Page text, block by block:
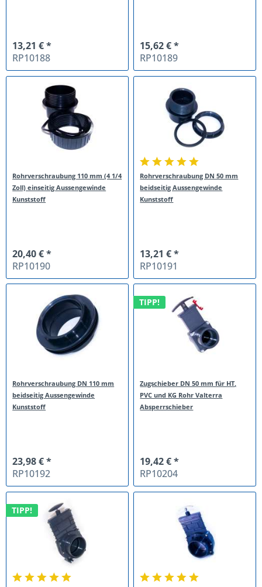
13,21 € *
RP10188
15,62 € *
RP10189
Rohrverschraubung 110 mm (4 1/4
Zoll) einseitig Aussengewinde
Kunststoff
20,40 € *
RP10190
Rohrverschraubung DN 50 mm
beidseitig Aussengewinde
Kunststoff
13,21 € *
RP10191
Rohrverschraubung DN 110 mm
beidseitig Aussengewinde
Kunststoff
23,98 € *
RP10192
TIPP!
Zugschieber DN 50 mm für HT,
PVC und KG Rohr Valterra
Absperrschieber
19,42 € *
RP10204
TIPP!